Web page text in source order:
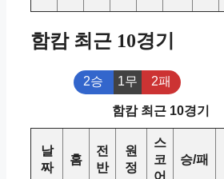
함캄 최근 10경기
2승 1무 2패
함캄 최근 10경기
날
짜
홈
전
반
원
정
스
코
어
승/패